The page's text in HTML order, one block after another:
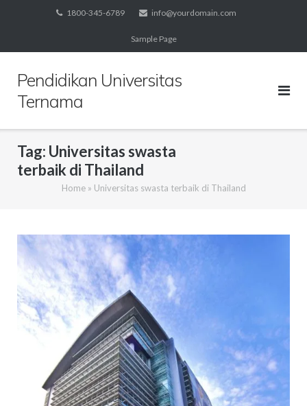
1800-345-6789 info@yourdomain.com
Sample Page
Pendidikan Universitas
Ternama
Tag: Universitas swasta
terbaik di Thailand
Home» Universitas swasta terbaik di Thailand